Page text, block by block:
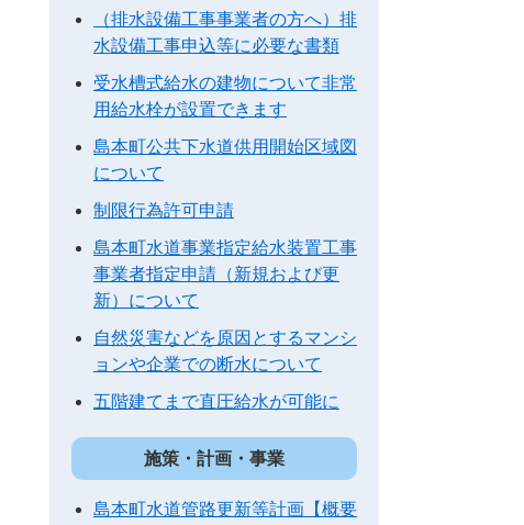
（排水設備工事事業者の方へ）排
水設備工事申込等に必要な書類
受水槽式給水の建物について非常
用給水栓が設置できます
島本町公共下水道供用開始区域図
について
制限行為許可申請
島本町水道事業指定給水装置工事
事業者指定申請（新規および更
新）について
自然災害などを原因とするマンシ
ョンや企業での断水について
五階建てまで直圧給水が可能に
施策・計画・事業
島本町⽔道管路更新等計画【概要